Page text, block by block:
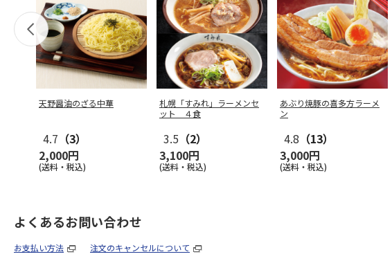
天野醤油のざる中華
4.7 （3）
2,000円
(送料・税込)
札幌「すみれ」ラーメンセ
ット ４食
3.5 （2）
3,100円
(送料・税込)
あぶり焼豚の喜多方ラーメ
ン
4.8 （13）
3,000円
(送料・税込)
よくあるお問い合わせ
お支払い方法 注文のキャンセルについて